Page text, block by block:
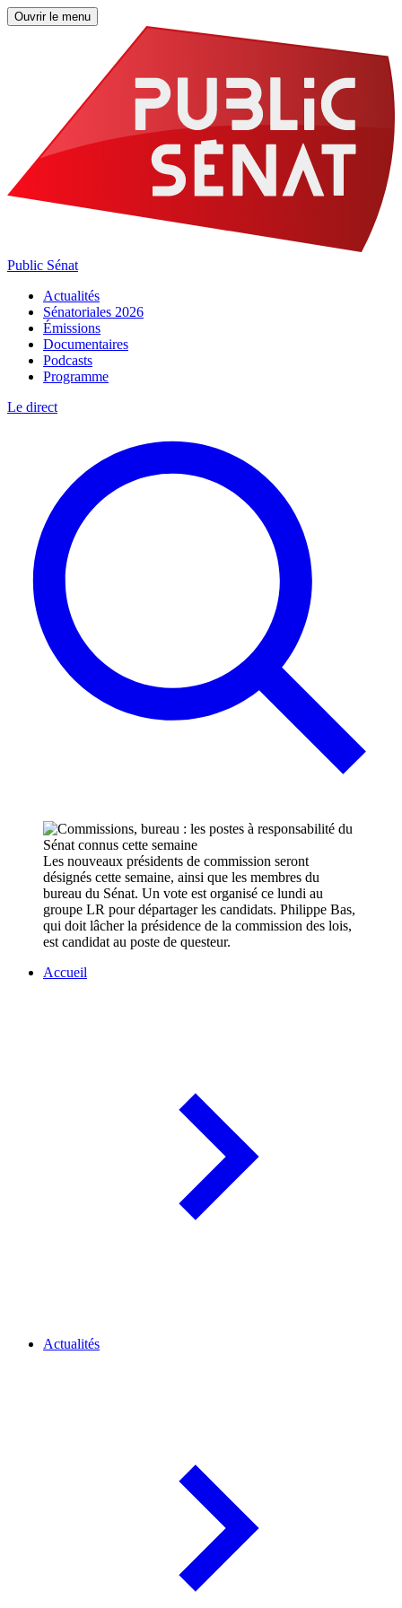
Ouvrir le menu
Public Sénat
Actualités
Sénatoriales 2026
Émissions
Documentaires
Podcasts
Programme
Le direct
Les nouveaux présidents de commission seront
désignés cette semaine, ainsi que les membres du
bureau du Sénat. Un vote est organisé ce lundi au
groupe LR pour départager les candidats. Philippe Bas,
qui doit lâcher la présidence de la commission des lois,
est candidat au poste de questeur.
Accueil
Actualités